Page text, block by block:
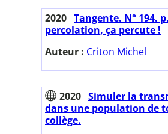
2020 Tangente. N° 194.
percolation, ça percute !
Auteur : Criton Michel
2020 Simuler la
dans une population de
collège.